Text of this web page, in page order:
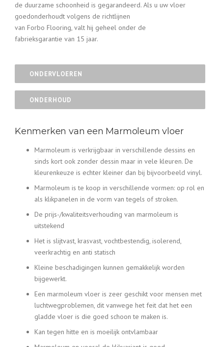
de duurzame schoonheid is gegarandeerd. Als u uw vloer
goedonderhoudt volgens de richtlijnen
van Forbo Flooring, valt hij geheel onder de
fabrieksgarantie van 15 jaar.
ONDERVLOEREN
ONDERHOUD
Kenmerken van een Marmoleum vloer
Marmoleum is verkrijgbaar in verschillende dessins en
sinds kort ook zonder dessin maar in vele kleuren. De
kleurenkeuze is echter kleiner dan bij bijvoorbeeld vinyl.
Marmoleum is te koop in verschillende vormen: op rol en
als klikpanelen in de vorm van tegels of stroken.
De prijs-/kwaliteitsverhouding van marmoleum is
uitstekend
Het is slijtvast, krasvast, vochtbestendig, isolerend,
veerkrachtig en anti statisch
Kleine beschadigingen kunnen gemakkelijk worden
bijgewerkt.
Een marmoleum vloer is zeer geschikt voor mensen met
luchtwegproblemen, dit vanwege het feit dat het een
gladde vloer is die goed schoon te maken is.
Kan tegen hitte en is moeilijk ontvlambaar